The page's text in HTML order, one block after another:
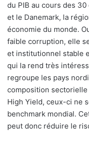
du PIB au cours des
et le Danemark, la
économie du monde.
faible corruption, elle
et institutionnel stable
qui la rend très
regroupe les pays
composition
High Yield, ceux-ci ne
benchmark mondial.
peut donc réduire le